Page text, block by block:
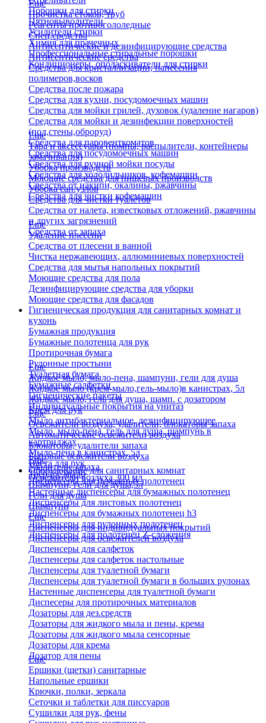
Порошки для стирки
Пятновыводители
Усилители стирки
Химия для прачечных
Профессиональные стиральные порошки
Кондиционеры, ополаскиватели для стирки
Еще
Прочистка стоков, труб
Реагенты противогололедные
Спец.средства
Антисептические и дезинфицирующие средства
Антисептические средства
Средства для кристаллизации, нанесения
полимеров,восков
Средства после пожара
Средства для кухни, посудомоечных машин
Средства для мойки грилей, духовок (удаление нагаров)
Средства для мойки и дезинфекции поверхностей
(пол,стены,оброруд)
Средства для паровенткоматов
Средства для посудомоечных машин
Средства для ручной мойки посуды
Средства для холодильников, кофемашин
Средства от накипи, окалины, ржавчины
Средства для чистки кофемашин
Еще
Тара и аксессуары (помпы, распылители, контейнеры
замачивания)
Уборка производств
Моющие средства для пищевых производств
Уборка сан.узлов
Средства для чистки туалетов
Средства от налета, известковых отложений, ржавчины
и других загрязнений
Средства от запаха
Еще
Удаление плесени
Средства от плесени в ванной
Чистка нержавеющих, аллюминиевых поверхностей
Средства для мытья напольных покрытий
Моющие средства для пола
Дезинфицирующие средства для уборки
Моющие средства для фасадов
Гигиеническая продукция для санитарных комнат и
кухонь
Бумажная продукция
Бумажные полотенца для рук
Протирочная бумага
Рулонные простыни
Туалетная бумага
Бумажные салфетки
Гигиенические пакеты
Индивидуальные покрытия на унитаз
Еще
Жидкое мыло, мыло-пена, шампуни, гели для душа
Жидкое мыло (крем-мыло,гель-мыло)в канистрах, 5л
Жидкое мыло, гель для душа, шамп. с дозатором
Крем для рук
Мыло антибактериальное, дезинфицирующее
Мыло, мыло-пена, гель для душа, шампунь в
картриджах
Мыло-пена в канистрах, 5л
Паста для рук
Твердое мыло
Шампуни, гели для душа,5л
Гели для душа
Шампуни
Еще
Освежители воздуха, удалители, блокаторы запаха
Автоматические освежители воздуха
Блокаторы, удалители запаха
Бытовые освежители воздуха
Удалители запаха
Освежители воздуха 300 мл
Еще
Оборудование для санитарных комнат
Диспенсеры для бумажных полотенец
Настенные диспенсеры для бумажных полотенец
Диспенсеры для листовых полотенец
Диспенсеры для бумажных полотенец h3
Диспенсеры для рулонных полотенец
Диспенсеры для полотенец Z-сложения
Еще
Диспенсеры для индивидуальных покрытий
Диспенсеры для освежителей воздуха
Диспенсеры для салфеток
Диспенсеры для салфеток настольные
Диспенсеры для туалетной бумаги
Диспенсеры для туалетной бумаги в больших рулонах
Настенные диспенсеры для туалетной бумаги
Диспесеры для протирочных материалов
Дозаторы для дез.средств
Дозаторы для жидкого мыла и пены, крема
Дозаторы для жидкого мыла сенсорные
Дозаторы для крема
Дозатор для пены
Еще
Ершики (щетки) санитарные
Напольные ершики
Крючки, полки, зеркала
Сеточки и таблетки для писсуаров
Сушилки для рук, фены